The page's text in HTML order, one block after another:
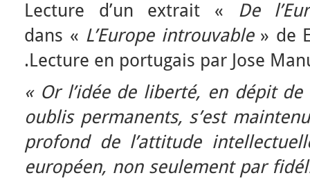
Lecture d’un extrait « De
dans « L’Europe introuvable» de
.Lecture en portugais par Jose
« Or l’idée de liberté, en dépit
oublis permanents, s’est
profond de l’attitude
européen, non seulement par